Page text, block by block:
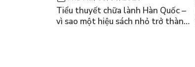
Tiểu thuyết chữa lành Hàn Quốc –
vì sao một hiệu sách nhỏ trở thành